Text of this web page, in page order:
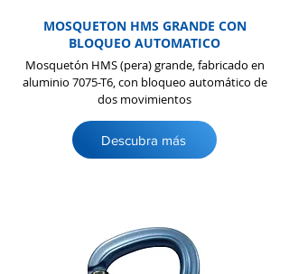
MOSQUETON HMS GRANDE CON
BLOQUEO AUTOMATICO
Mosquetón HMS (pera) grande, fabricado en
aluminio 7075-T6, con bloqueo automático de
dos movimientos
Descubra más